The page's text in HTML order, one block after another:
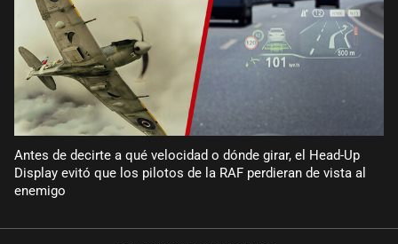
Antes de decirte a qué velocidad o dónde girar, el Head-Up
Display evitó que los pilotos de la RAF perdieran de vista al
enemigo